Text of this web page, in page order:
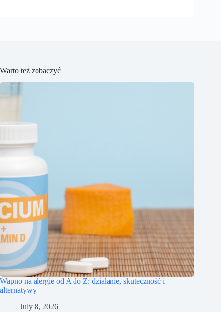
Warto też zobaczyć
Wapno na alergie od A do Z: działanie, skuteczność i
alternatywy
July 8, 2026